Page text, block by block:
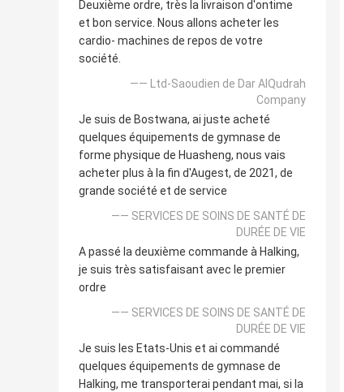
Deuxième ordre, très la livraison d'ontime
et bon service. Nous allons acheter les
cardio- machines de repos de votre
société.
—— Ltd-Saoudien de Dar AlQudrah
Company
Je suis de Bostwana, ai juste acheté
quelques équipements de gymnase de
forme physique de Huasheng, nous vais
acheter plus à la fin d'Augest, de 2021, de
grande société et de service
—— SERVICES DE SOINS DE SANTÉ DE
DURÉE DE VIE
A passé la deuxième commande à Halking,
je suis très satisfaisant avec le premier
ordre
—— SERVICES DE SOINS DE SANTÉ DE
DURÉE DE VIE
Je suis les Etats-Unis et ai commandé
quelques équipements de gymnase de
Halking, me transporterai pendant mai, si la